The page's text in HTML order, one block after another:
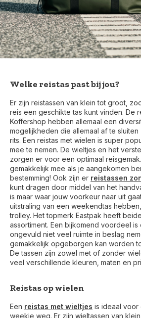
Welke reistas past bij jou?
Er zijn reistassen van klein tot groot,
reis een geschikte tas kunt vinden. De
Koffershop hebben allemaal een
mogelijkheden die allemaal af te
rits. Een reistas met wielen is super
mee te nemen. De wieltjes en het
zorgen er voor een optimaal
gemakkelijk mee als je aangekomen
bestemming! Ook zijn er reistassen
kunt dragen door middel van het
is maar waar jouw voorkeur naar uit
uitstraling van een weekendtas
trolley. Het topmerk Eastpak heeft
assortiment. Een bijkomend voordeel is
ongevuld niet veel ruimte in beslag
gemakkelijk opgeborgen kan worden
De tassen zijn zowel met of zonder
veel verschillende kleuren, maten en
Reistas op wielen
Een reistas met wieltjes is ideaal
weekje weg. Er zijn wieltassen van